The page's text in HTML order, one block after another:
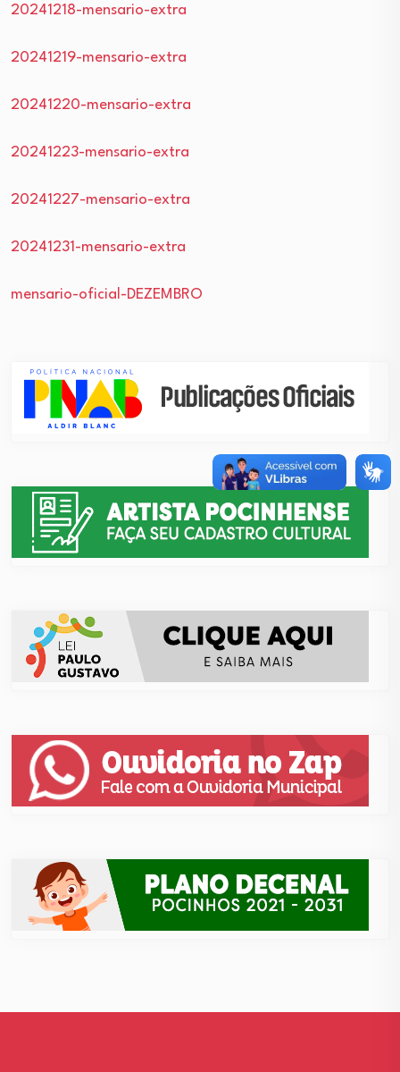
20241218-mensario-extra
20241219-mensario-extra
20241220-mensario-extra
20241223-mensario-extra
20241227-mensario-extra
20241231-mensario-extra
mensario-oficial-DEZEMBRO